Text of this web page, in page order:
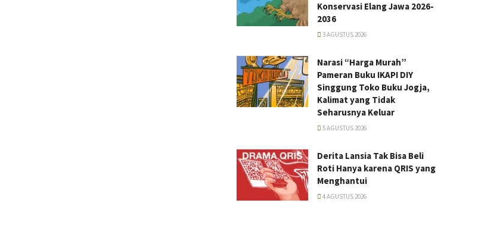
Konservasi Elang Jawa 2026-
2036
3 AGUSTUS 2026
Narasi “Harga Murah”
Pameran Buku IKAPI DIY
Singgung Toko Buku Jogja,
Kalimat yang Tidak
Seharusnya Keluar
5 AGUSTUS 2026
Derita Lansia Tak Bisa Beli
Roti Hanya karena QRIS yang
Menghantui
4 AGUSTUS 2026